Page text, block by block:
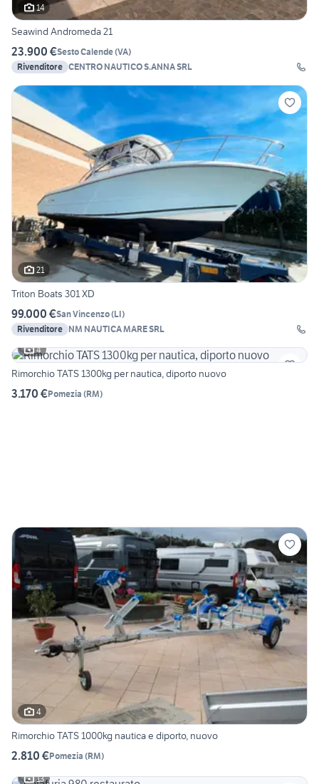
14
Seawind Andromeda 21
23.900 €Sesto Calende(VA)
Rivenditore CENTRO NAUTICO S.ANNA SRL
21
Triton Boats 301 XD
99.000 €San Vincenzo(LI)
Rivenditore NM NAUTICA MARE SRL
4
Rimorchio TATS 1300kg per nautica, diporto nuovo
3.170 €Pomezia (RM)
4
Rimorchio TATS 1000kg nautica e diporto, nuovo
2.810 €Pomezia (RM)
13